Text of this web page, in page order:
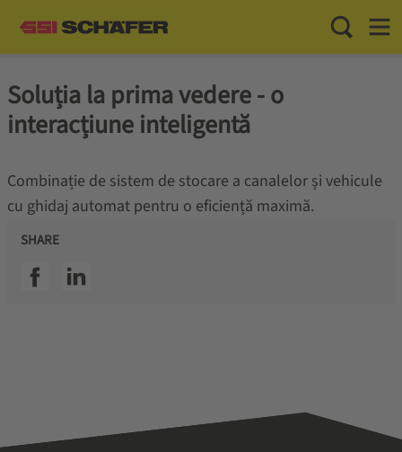
Toggle
Soluția la prima vedere - o
interacțiune inteligentă
Combinație de sistem de stocare a canalelor și vehicule
cu ghidaj automat pentru o eficiență maximă.
SHARE
SSI facebookSSI linkedin